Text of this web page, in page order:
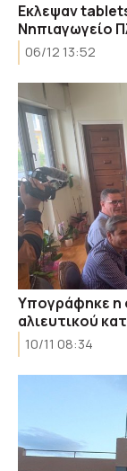
Εκλεψαν
Νηπιαγωγείο
06/12 13:52
Υπογράφηκε η
αλιευτικού
10/11 08:34